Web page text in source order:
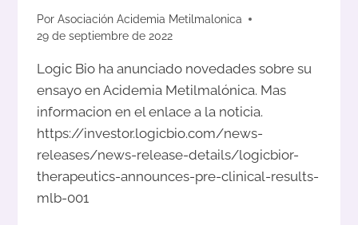
Por Asociación Acidemia Metilmalonica
29 de septiembre de 2022
Logic Bio ha anunciado novedades sobre su
ensayo en Acidemia Metilmalónica. Mas
informacion en el enlace a la noticia.
https://investor.logicbio.com/news-
releases/news-release-details/logicbior-
therapeutics-announces-pre-clinical-results-
mlb-001